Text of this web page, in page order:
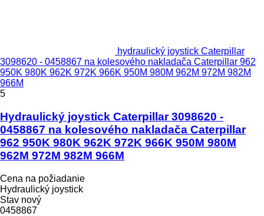
hydraulický joystick Caterpillar
3098620 - 0458867 na kolesového nakladača Caterpillar 962
950K 980K 962K 972K 966K 950M 980M 962M 972M 982M
966M
5
Hydraulický joystick Caterpillar 3098620 -
0458867 na kolesového nakladača Caterpillar
962 950K 980K 962K 972K 966K 950M 980M
962M 972M 982M 966M
Cena na požiadanie
Hydraulický joystick
Stav nový
0458867